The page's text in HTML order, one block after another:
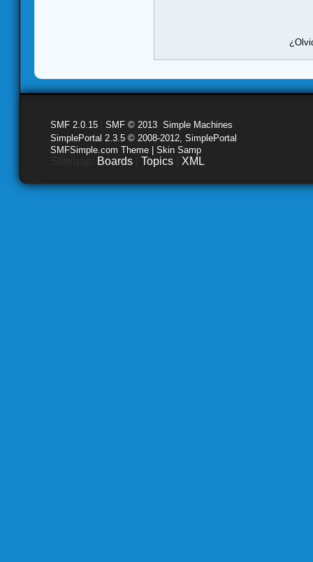
SMF 2.0.15 SMF © 2013 Simple Machines
SimplePortal 2.3.5 © 2008-2012, SimplePortal
SMFSimple.com Theme | Skin Samp
Boards Topics XML